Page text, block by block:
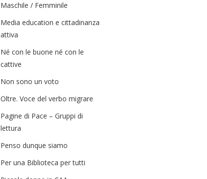
Maschile / Femminile
Media education e cittadinanza
attiva
Né con le buone né con le
cattive
Non sono un voto
Oltre. Voce del verbo migrare
Pagine di Pace – Gruppi di
lettura
Penso dunque siamo
Per una Biblioteca per tutti